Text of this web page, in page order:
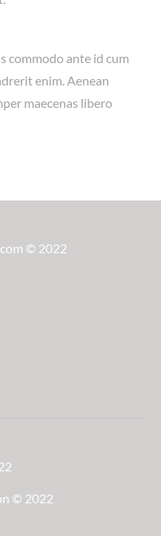
commodo ante id cum
enim. Aenean
maecenas libero
© 2022
© 2022